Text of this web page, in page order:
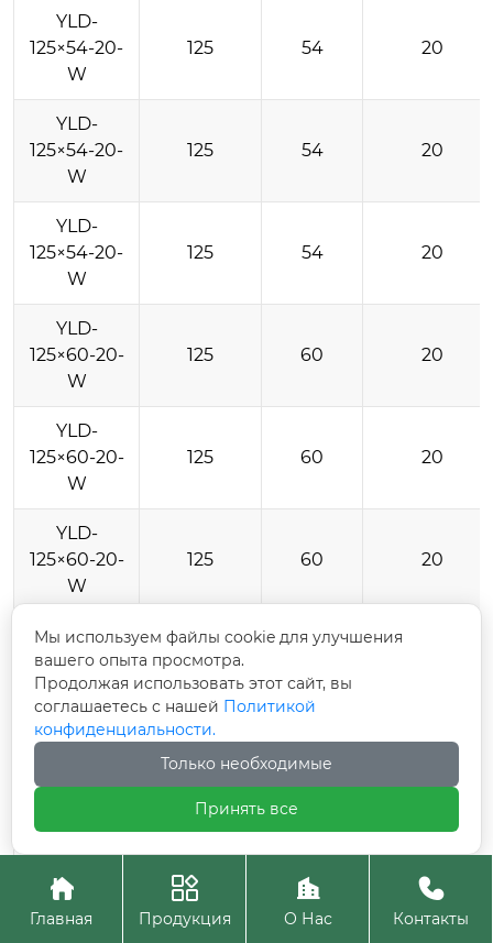
YLD-
125×54-20-
W
125 54 20
YLD-
125×54-20-
W
125 54 20
YLD-
125×54-20-
W
125 54 20
YLD-
125×60-20-
W
125 60 20
YLD-
125×60-20-
W
125 60 20
YLD-
125×60-20-
W
125 60 20
YLD-
125×60-20-
W
125
YLD-
W
140 50
W

Главная

Продукция

О Нас

Контакты
Мы используем файлы cookie для улучшения
вашего опыта просмотра.
Продолжая использовать этот сайт, вы
соглашаетесь с нашей Политикой
конфиденциальности.
Только необходимые
Принять все